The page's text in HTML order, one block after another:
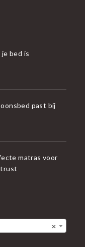
bed is
past bij
matras voor
×